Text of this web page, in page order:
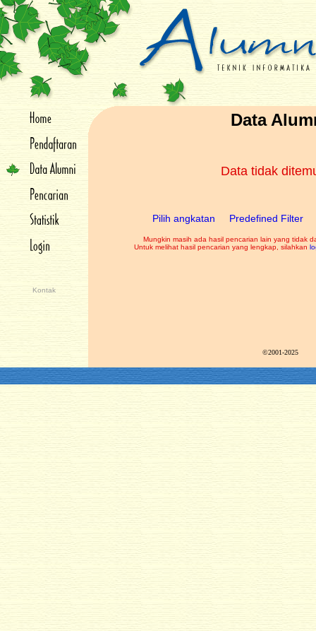
Kontak
Data
Data tidak
Pilih angkatan Predefined Filter
Mungkin masih ada hasil pencarian lain yang tidak
Untuk melihat hasil pencarian yang lengkap, silahkan
©2001-2025